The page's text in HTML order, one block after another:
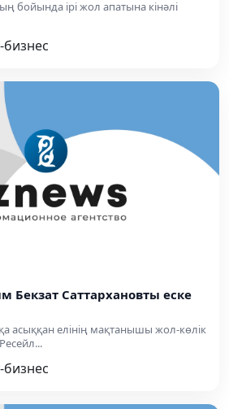
бойында ірі жол апатына кінәлі
Бекзат Саттархановты еске
елінің мақтанышы жол-көлік